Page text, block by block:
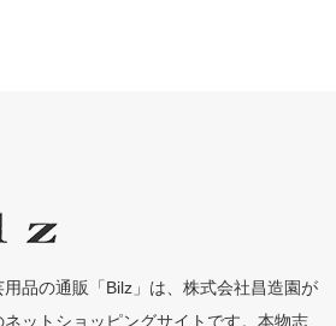
品の通販「Bilz」は、株式会社昌造園が
ットショッピングサイトです。本物志